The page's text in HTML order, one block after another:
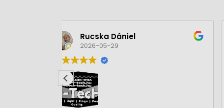
Csaba Vörös
2026-08-04
2026. január hónapban RFID
kártyanyomtatót és hozzá kapcsolódó
kiegészítőket, valamint szoftvert
vásároltunk a Webmaxx Stúdiótól. A